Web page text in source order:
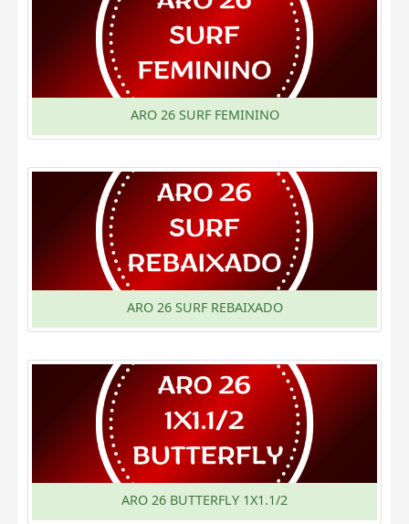
ARO 26 SURF FEMININO
ARO 26 SURF REBAIXADO
ARO 26 BUTTERFLY 1X1.1/2